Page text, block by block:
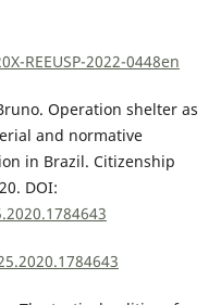
REEUSP-2022-0448en
Operation shelter as
and normative
in Brazil. Citizenship
DOI: